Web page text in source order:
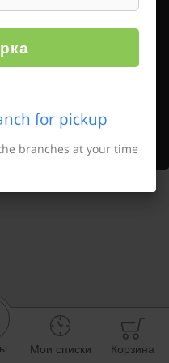
Мои списки Корзина
for pickup
branches at your time